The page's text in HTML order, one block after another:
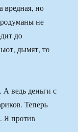
вредная, но
не
до
дымят, то
А ведь деньги с
Теперь
Я против